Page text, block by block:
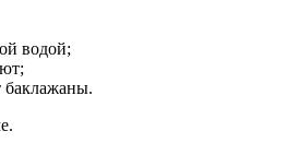
водой;
баклажаны.